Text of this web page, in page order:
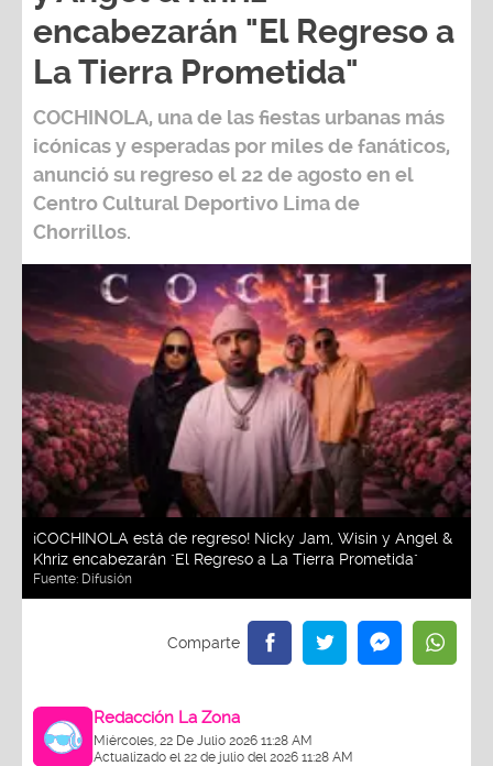
encabezarán "El Regreso a
La Tierra Prometida"
COCHINOLA, una de las fiestas urbanas más
icónicas y esperadas por miles de fanáticos,
anunció su regreso el 22 de agosto en el
Centro Cultural Deportivo Lima de
Chorrillos.
¡COCHINOLA está de regreso! Nicky Jam, Wisin y Angel &
Khriz encabezarán "El Regreso a La Tierra Prometida"
Fuente: Difusión
Redacción La Zona
Miércoles, 22 De Julio 2026 11:28 AM
Actualizado el 22 de julio del 2026 11:28 AM